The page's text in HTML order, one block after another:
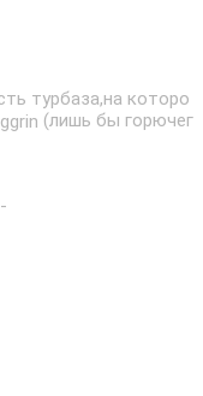
турбаза,на которо
(лишь бы горючег